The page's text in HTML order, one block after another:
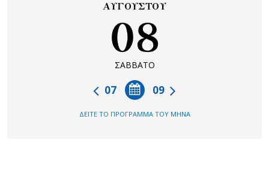
ΑΥΓΟΥΣΤΟΥ
08
ΣΑΒΒΑΤΟ
09
07
ΔΕΙΤΕ ΤΟ ΠΡΟΓΡΑΜΜΑ ΤΟΥ ΜΗΝΑ